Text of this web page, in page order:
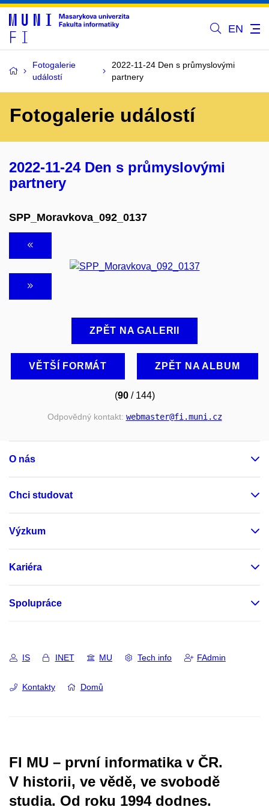
EN
Fotogalerie
událostí
2022-11-24 Den s průmyslovými
partnery
Fotogalerie událostí
2022-11-24 Den s průmyslovými
partnery
SPP_Moravkova_092_0137
ZPĚT NA GALERII
VĚTŠÍ FORMÁT ZPĚT NA ALBUM
(90/ 144)
Odpovědný kontakt: webmaster@fi.muni.cz
O nás
Chci studovat
Výzkum
Kariéra
Spolupráce
IS INET MU Tech info FAdmin
Kontakty Domů
FI MU – první informatika v ČR.
V historii, ve vědě, ve svobodě
studia. Od roku 1994 dodnes.